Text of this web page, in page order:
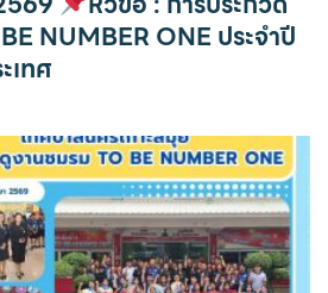
NUMBER ONE ประจำปี
เทศ